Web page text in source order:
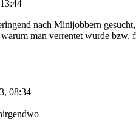
nach Minijobbern
man verrentet wurde bzw.
08:34